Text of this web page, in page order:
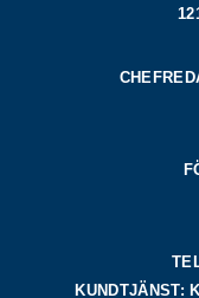
KUNDTJÄNST: